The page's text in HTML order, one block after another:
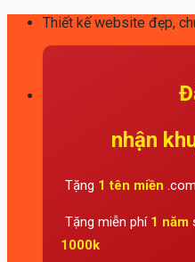
Skip
content
Thiết kế website đẹp,
nhận
Tặng 1 tên miền
Tặng miễn phí 1 năm
1000k